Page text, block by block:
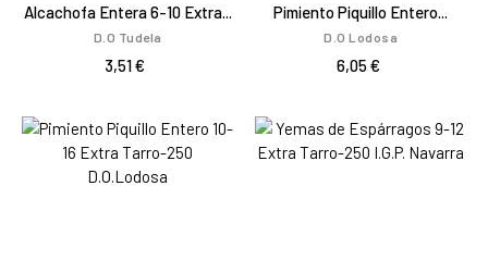
Alcachofa Entera 6-10 Extra...
D.O Tudela
3,51 €
Pimiento Piquillo Entero...
D.O Lodosa
6,05 €